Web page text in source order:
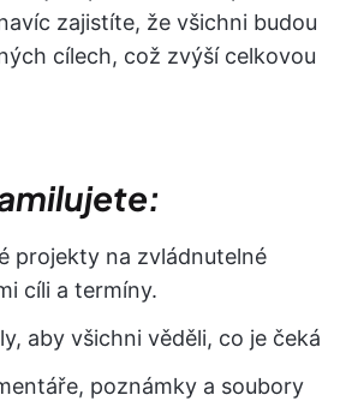
zajistíte, že všichni budou
cílech, což zvýší celkovou
projekty na zvládnutelné
cíli a termíny.
aby všichni věděli, co je čeká
poznámky a soubory